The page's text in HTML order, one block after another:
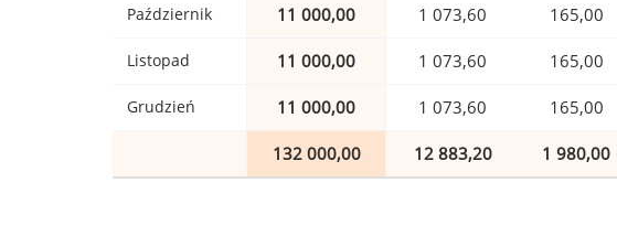
Październik 11 000,00 1 073,60 165,00
Listopad 11 000,00 1 073,60 165,00
Grudzień 11 000,00 1 073,60 165,00
132 000,00 12 883,20 1 980,00